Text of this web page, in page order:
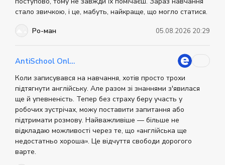
опытом обучения языкам. Также центр проводит
курсы повышения квалификации для учителей. В
методика и контролируется процесс усвоения
стало звичкою, і це, мабуть, найкраще, що могло статися.
Ро-ман
05.08.2026 20:29
AntiSchool Online
Коли записувався на навчання, хотів просто трохи
підтягнути англійську. Але разом зі знаннями з'явилася
ще й упевненість. Тепер без страху беру участь у
робочих зустрічах, можу поставити запитання або
підтримати розмову. Найважливіше — більше не
відкладаю можливості через те, що «англійська ще
недостатньо хороша». Це відчуття свободи дорогого
варте.